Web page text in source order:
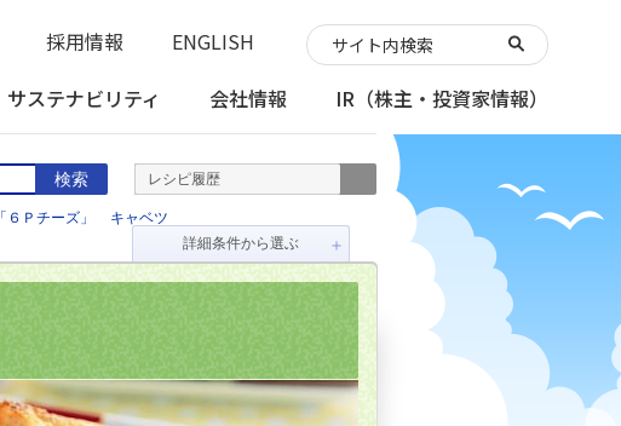
サステナビリティ 会社情報 IR （株主・投資家情報）
採用情報 ENGLISH
検索
「６Ｐチーズ」 キャベツ
レシピ履歴
詳細条件から選ぶ ＋